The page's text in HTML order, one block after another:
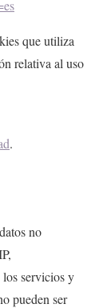
que utiliza
relativa al uso
.
no
servicios y
pueden ser